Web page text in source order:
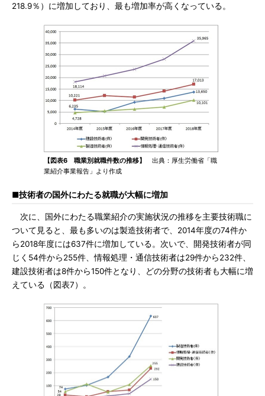
218.9％）に増加しており、最も増加率が高くなっている。
【図表6 職業別就職件数の推移】
出典：厚生労働省「職
業紹介事業報告」より作成
■技術者の国外にわたる就職が大幅に増加
次に、国外にわたる職業紹介の実施状況の推移を主要技術職に
ついて見ると、最も多いのは製造技術者で、2014年度の74件か
ら2018年度には637件に増加している。次いで、開発技術者が同
じく54件から255件、情報処理・通信技術者は29件から232件、
建設技術者は8件から150件となり、どの分野の技術者も大幅に増
えている（図表7）。